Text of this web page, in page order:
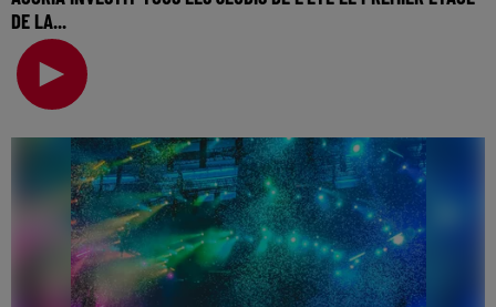
DE LA...
🎧 Ecoutez Radio FG sur http://www.radiofg.com 📱 et sur
l’Application FG (IOS https://urlz.fr/hhZx